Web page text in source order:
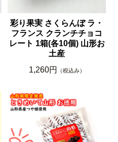
彩り果実 さくらんぼ ラ・
フランス クランチチョコ
レート 1箱(各10個) 山形お
土産
1,260円
（税込み）